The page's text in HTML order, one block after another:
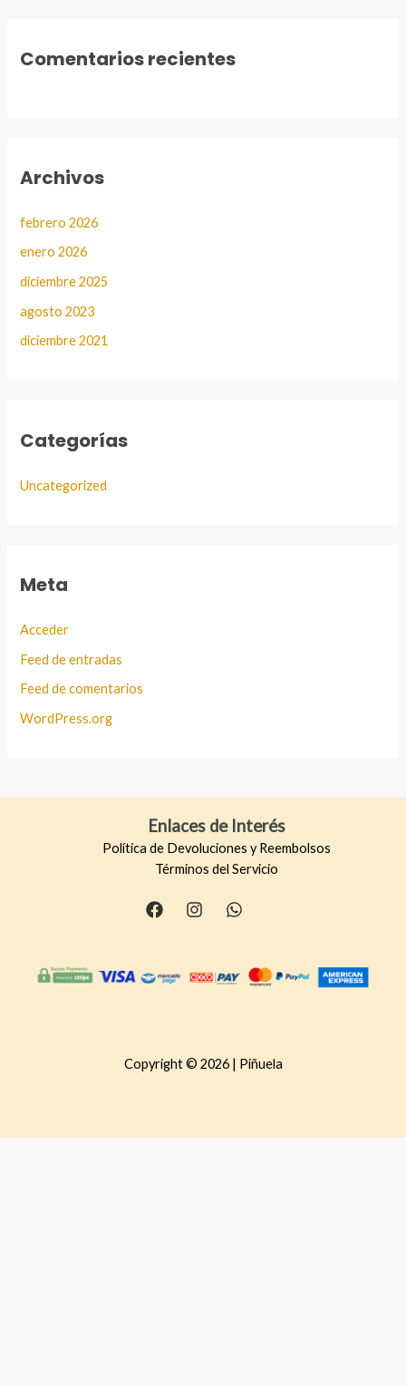
Comentarios recientes
Archivos
febrero 2026
enero 2026
diciembre 2025
agosto 2023
diciembre 2021
Categorías
Uncategorized
Meta
Acceder
Feed de entradas
Feed de comentarios
WordPress.org
Enlaces de Interés
Política de Devoluciones y Reembolsos
Términos del Servicio
Copyright © 2026 | Piñuela